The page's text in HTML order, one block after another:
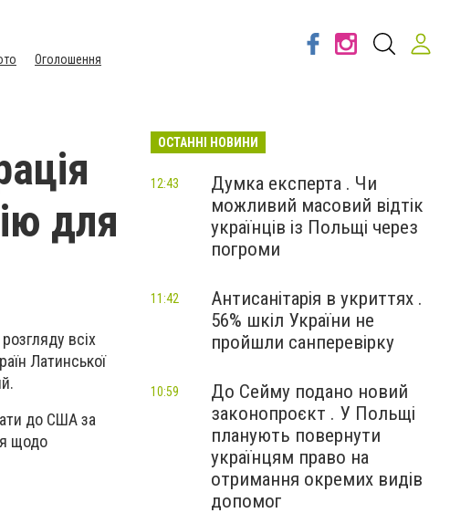
Оголошення
для
всіх
Латинської
до США за
щодо
ОСТАННІ НОВИНИ
Думка експерта . Чи
можливий масовий відтік
українців із Польщі через
погроми
12:43
Антисанітарія в укриттях .
56% шкіл України не
пройшли санперевірку
11:42
До Сейму подано новий
законопроєкт . У Польщі
планують повернути
українцям право на
отримання окремих видів
допомог
10:59